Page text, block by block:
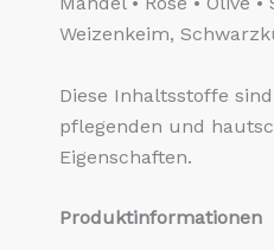
Weizenkeim,
Diese Inhaltsstoffe
pflegenden und
Eigenschaften.
Produktinformationen